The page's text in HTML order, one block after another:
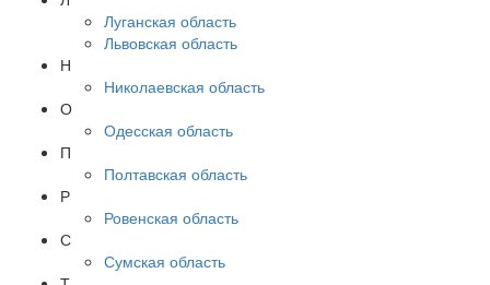
Луганская область
Львовская область
Н
Николаевская область
О
Одесская область
П
Полтавская область
Р
Ровенская область
С
Сумская область